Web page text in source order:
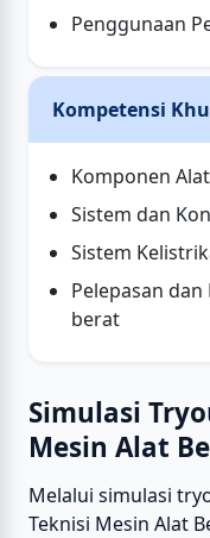
Penggunaan
Kompetensi
Komponen
Sistem dan
Sistem
Pelepasan
berat
Simulasi
Mesin Alat
Melalui simulasi
Teknisi Mesin Alat